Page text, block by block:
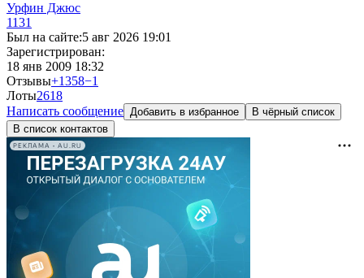
Урфин Джюс
1131
Был на сайте:5 авг 2026 19:01
Зарегистрирован:
18 янв 2009 18:32
Отзывы+1358−1
Лоты2618
Написать сообщение Добавить в избранное
В чёрный список
В список контактов
РЕКЛАМА • AU.RU